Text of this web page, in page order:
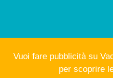
Vuoi fare pubblicità su
per scoprire